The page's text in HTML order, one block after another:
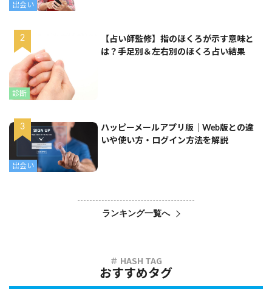
出会い
診断
【占い師監修】指のほくろが示す意味と
は？手足別＆左右別のほくろ占い結果
出会い
ハッピーメールアプリ版｜Web版との違
いや使い方・ログイン方法を解説
ランキング一覧へ
おすすめタグ